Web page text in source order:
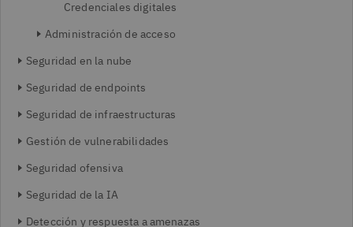
Credenciales digitales
Administración de acceso
Seguridad en la nube
Seguridad de endpoints
Seguridad de infraestructuras
Gestión de vulnerabilidades
Seguridad ofensiva
Seguridad de la IA
Detección y respuesta a amenazas